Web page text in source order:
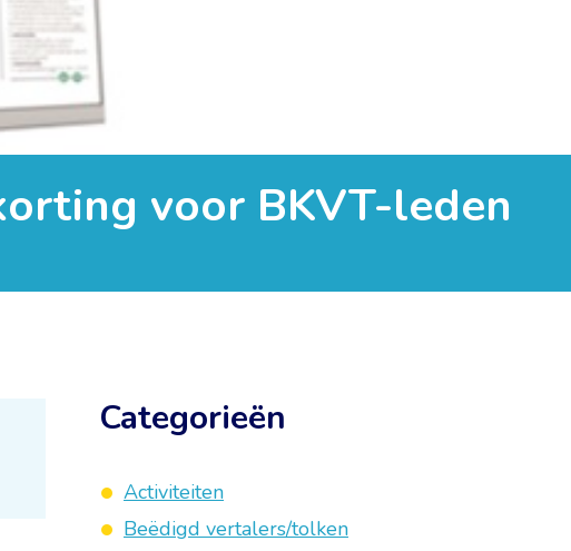
voor BKVT-leden
Categorieën
Activiteiten
Beëdigd vertalers/tolken